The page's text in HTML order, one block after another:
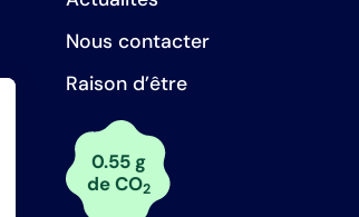
Nous contacter
Raison d’être
0.55 g
de CO2